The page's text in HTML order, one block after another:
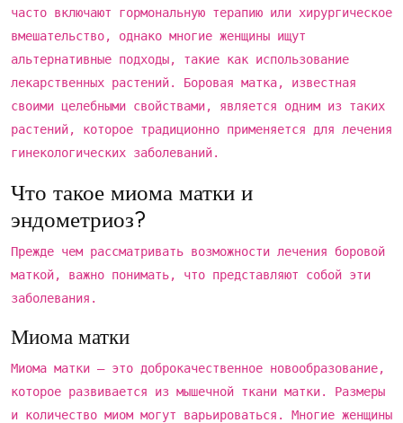
часто включают гормональную терапию или хирургическое
вмешательство, однако многие женщины ищут
альтернативные подходы, такие как использование
лекарственных растений. Боровая матка, известная
своими целебными свойствами, является одним из таких
растений, которое традиционно применяется для лечения
гинекологических заболеваний.
Что такое миома матки и
эндометриоз?
Прежде чем рассматривать возможности лечения боровой
маткой, важно понимать, что представляют собой эти
заболевания.
Миома матки
Миома матки – это доброкачественное новообразование,
которое развивается из мышечной ткани матки. Размеры
и количество миом могут варьироваться. Многие женщины